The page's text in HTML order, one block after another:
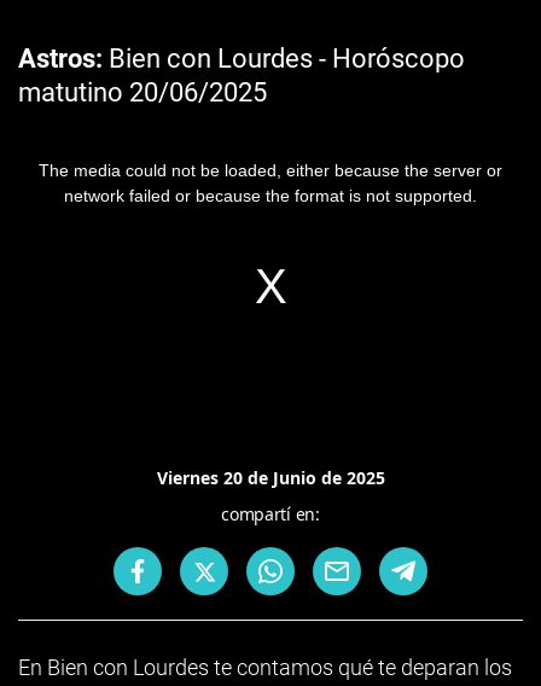
Astros Bien con Lourdes - Horóscopo
matutino 20/06/2025
The media could not be loaded, either because the server or
network failed or because the format is not supported.
Viernes 20 de Junio de 2025
compartí en:
En Bien con Lourdes te contamos qué te deparan los